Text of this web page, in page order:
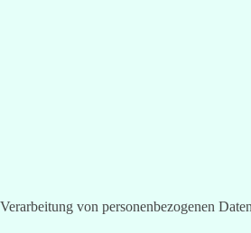
von personenbezogenen